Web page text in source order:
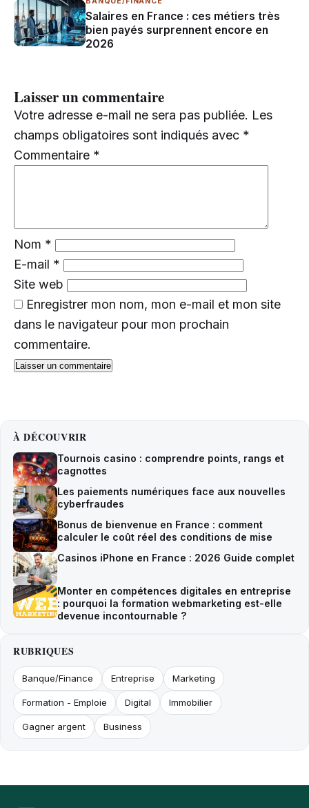
Salaires en France : ces métiers très
bien payés surprennent encore en
2026
Laisser un commentaire
Votre adresse e-mail ne sera pas publiée. Les
champs obligatoires sont indiqués avec *
Commentaire *
Nom *
E-mail *
Site web
Enregistrer mon nom, mon e-mail et mon site
dans le navigateur pour mon prochain
commentaire.
À DÉCOUVRIR
Tournois casino : comprendre points, rangs et
cagnottes
Les paiements numériques face aux nouvelles
cyberfraudes
Bonus de bienvenue en France : comment
calculer le coût réel des conditions de mise
Casinos iPhone en France : 2026 Guide complet
Monter en compétences digitales en entreprise
: pourquoi la formation webmarketing est-elle
devenue incontournable ?
RUBRIQUES
Banque/Finance Entreprise Marketing
Formation - Emploie Digital Immobilier
Gagner argent Business